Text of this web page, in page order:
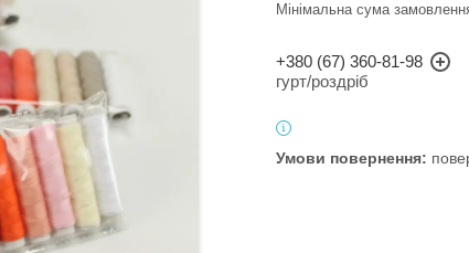
Мінімальна сума
+380 (67) 360-81-98
гурт/роздріб